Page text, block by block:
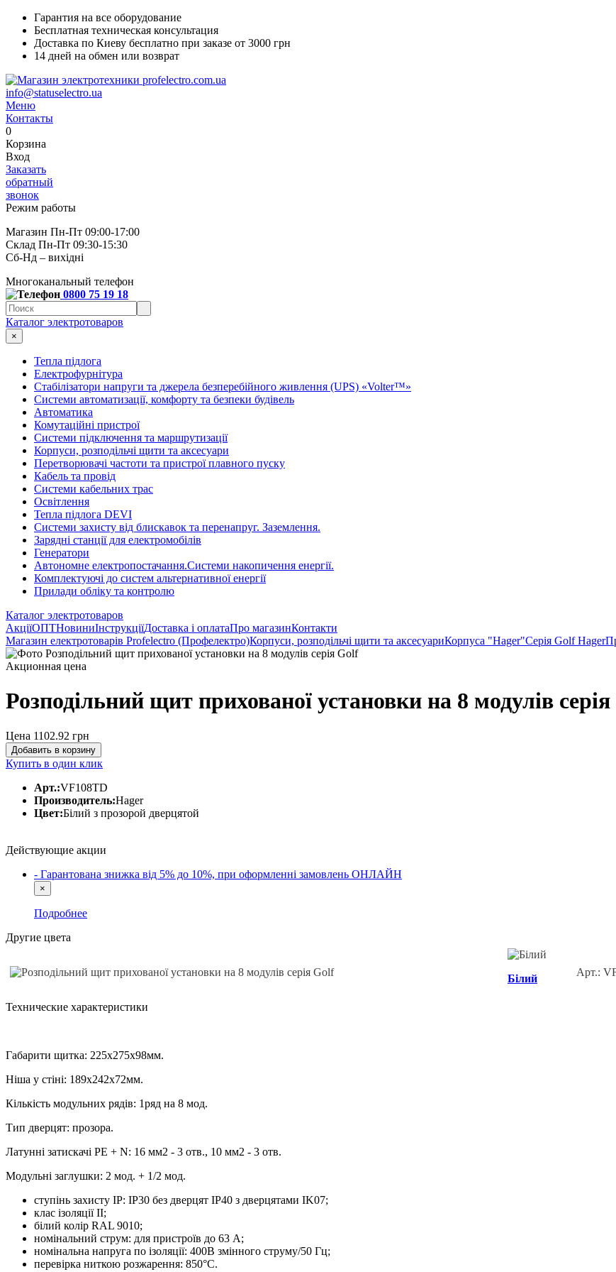
Гарантия на все оборудование
Бесплатная техническая консультация
Доставка по Киеву бесплатно при заказе от 3000 грн
14 дней на обмен или возврат
info@statuselectro.ua
Меню
Контакты
0
Корзина
Вход
Заказать
обратный
звонок
Режим работы
Магазин Пн-Пт 09:00-17:00
Склад Пн-Пт 09:30-15:30
Сб-Нд – вихідні
Многоканальный телефон
0800 75 19 18
Каталог электротоваров
×
Тепла підлога
Електрофурнітура
Cтабілізатори напруги та джерела безперебійного живлення (UPS) «Volter™»
Системи автоматизації, комфорту та безпеки будівель
Автоматика
Комутаційні пристрої
Системи підключення та маршрутизації
Корпуси, розподільчі щити та аксесуари
Перетворювачі частоти та пристрої плавного пуску
Кабель та провід
Системи кабельних трас
Освітлення
Тепла підлога DEVI
Системи захисту від блискавок та перенапруг. Заземлення.
Зарядні станції для електромобілів
Генератори
Автономне електропостачання.Системи накопичення енергії.
Комплектуючі до систем альтернативної енергії
Прилади обліку та контролю
Каталог электротоваров
АкціїОПТНовиниІнструкціїДоставка і оплатаПро магазинКонтакти
Магазин електротоварів Profelectro (Профелектро)Корпуси, розподільчі щити та аксесуариКорпуса "Hager"Серія Golf Hager
Акционная цена
Розподільний щит прихованої установки на 8 модулів
Цена 1102.92 грн
Добавить в корзину
Купить в один клик
Арт.:VF108TD
Производитель:Hager
Цвет:Білий з прозорой дверцятой
Действующие акции
- Гарантована знижка від 5% до 10%, при оформленні замовлень ОНЛАЙН
×
Подробнее
Другие цвета
Білий
Арт.:
Технические характеристики
Габарити щитка: 225х275х98мм.
Ніша у стіні: 189x242x72мм.
Кількість модульних рядів: 1ряд на 8 мод.
Тип дверцят: прозора.
Латунні затискачі РЕ + N: 16 мм2 - 3 отв., 10 мм2 - 3 отв.
Модульні заглушки: 2 мод. + 1/2 мод.
ступінь захисту IP: IP30 без дверцят IP40 з дверцятами IK07;
клас ізоляції ІІ;
білий колір RAL 9010;
номінальний струм: для пристроїв до 63 А;
номінальна напруга по ізоляції: 400В змінного струму/50 Гц;
перевірка ниткою розжарення: 850°C.